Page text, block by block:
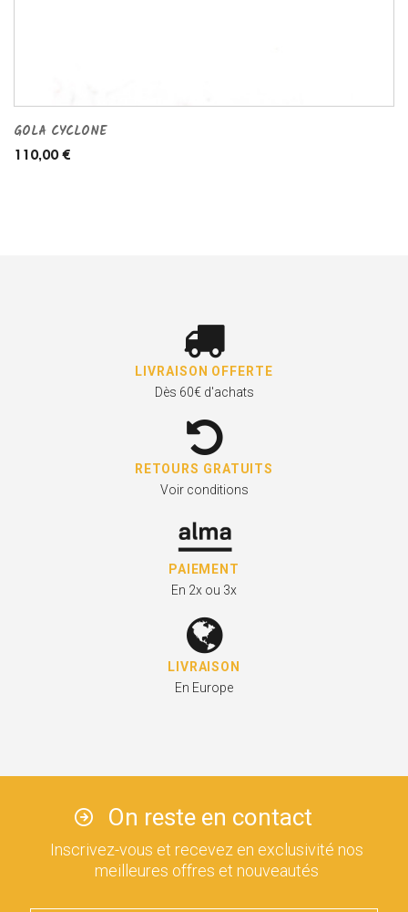
GOLA CYCLONE
110,00 €
LIVRAISON OFFERTE
Dès 60€ d'achats
RETOURS GRATUITS
Voir conditions
PAIEMENT
En 2x ou 3x
LIVRAISON
En Europe
On reste en contact
Inscrivez-vous et recevez en exclusivité nos
meilleures offres et nouveautés